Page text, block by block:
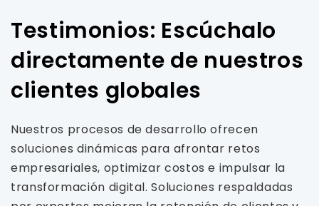
Testimonios: Escúchalo
directamente de nuestros
clientes globales
Nuestros procesos de desarrollo ofrecen
soluciones dinámicas para afrontar retos
empresariales, optimizar costos e impulsar la
transformación digital. Soluciones respaldadas